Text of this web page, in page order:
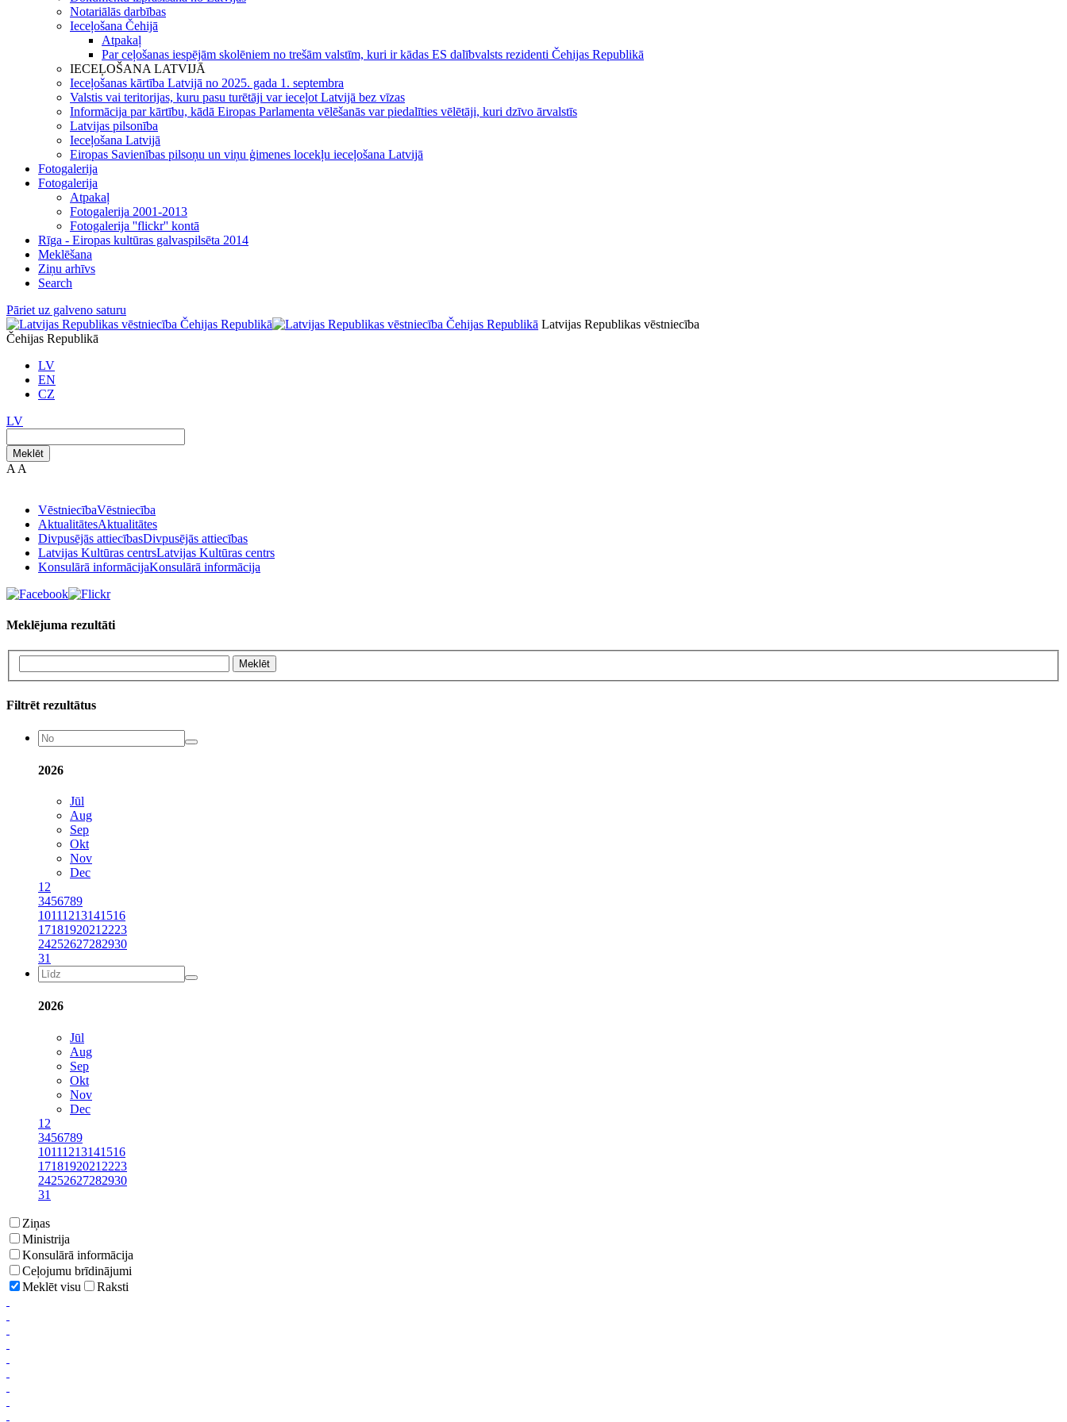
Notariālās darbības
Ieceļošana Čehijā
Atpakaļ
Par ceļošanas iespējām skolēniem no trešām valstīm, kuri ir kādas ES dalībvalsts rezidenti Čehijas Republikā
IECEĻOŠANA LATVIJĀ
Ieceļošanas kārtība Latvijā no 2025. gada 1. septembra
Valstis vai teritorijas, kuru pasu turētāji var ieceļot Latvijā bez vīzas
Informācija par kārtību, kādā Eiropas Parlamenta vēlēšanās var piedalīties vēlētāji, kuri dzīvo ārvalstīs
Latvijas pilsonība
Ieceļošana Latvijā
Eiropas Savienības pilsoņu un viņu ģimenes locekļu ieceļošana Latvijā
Fotogalerija
Fotogalerija
Atpakaļ
Fotogalerija 2001-2013
Fotogalerija ''flickr'' kontā
Rīga - Eiropas kultūras galvaspilsēta 2014
Meklēšana
Ziņu arhīvs
Search
Pāriet uz galveno saturu
Latvijas Republikas vēstniecība
Čehijas Republikā
LV
EN
CZ
LV
Meklēt
A A
VēstniecībaVēstniecība
AktualitātesAktualitātes
Divpusējās attiecībasDivpusējās attiecības
Latvijas Kultūras centrsLatvijas Kultūras centrs
Konsulārā informācijaKonsulārā informācija
Meklējuma rezultāti
Meklēt
Filtrēt rezultātus
2026
Jūl
Aug
Sep
Okt
Nov
Dec
1 2
3456789
10111213141516
1718192021 2223
24252627282930
31
2026
Jūl
Aug
Sep
Okt
Nov
Dec
1 2
3456789
10111213141516
1718192021 2223
24252627282930
31
Ziņas
Ministrija
Konsulārā informācija
Ceļojumu brīdinājumi
Meklēt visu
Raksti